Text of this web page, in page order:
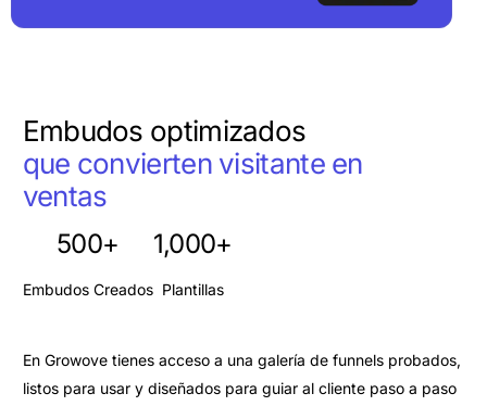
Embudos optimizados
que convierten visitante en
ventas
500+
Embudos Creados
1,000+
Plantillas
En Growove tienes acceso a una galería de funnels probados,
listos para usar y diseñados para guiar al cliente paso a paso